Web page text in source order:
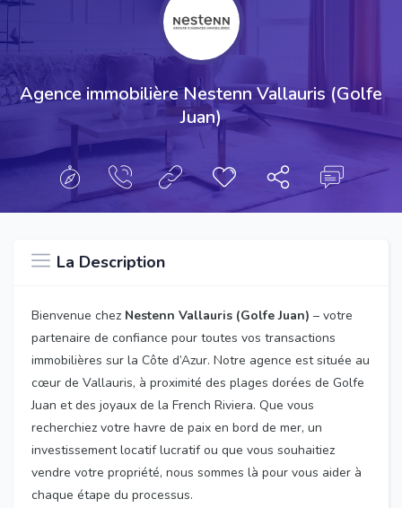
Agence immobilière Nestenn Vallauris (Golfe
Juan)
La Description
Bienvenue chez Nestenn Vallauris (Golfe Juan) – votre
partenaire de confiance pour toutes vos transactions
immobilières sur la Côte d’Azur. Notre agence est située au
cœur de Vallauris, à proximité des plages dorées de Golfe
Juan et des joyaux de la French Riviera. Que vous
recherchiez votre havre de paix en bord de mer, un
investissement locatif lucratif ou que vous souhaitiez
vendre votre propriété, nous sommes là pour vous aider à
chaque étape du processus.